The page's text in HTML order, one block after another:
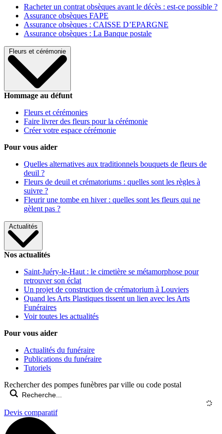
Racheter un contrat obsèques avant le décès : est-ce possible ?
Assurance obsèques FAPE
Assurance obsèques : CAISSE D’EPARGNE
Assurance obsèques : La Banque postale
Fleurs et cérémonie
Hommage au défunt
Fleurs et cérémonies
Faire livrer des fleurs pour la cérémonie
Créer votre espace cérémonie
Pour vous aider
Quelles alternatives aux traditionnels bouquets de fleurs de
deuil ?
Fleurs de deuil et crématoriums : quelles sont les règles à
suivre ?
Fleurir une tombe en hiver : quelles sont les fleurs qui ne
gèlent pas ?
Actualités
Nos actualités
Saint-Juéry-le-Haut : le cimetière se métamorphose pour
retrouver son éclat
Un projet de construction de crématorium à Louviers
Quand les Arts Plastiques tissent un lien avec les Arts
Funéraires
Voir toutes les actualités
Pour vous aider
Actualités du funéraire
Publications du funéraire
Tutoriels
Rechercher des pompes funèbres par ville ou code postal
Devis comparatif